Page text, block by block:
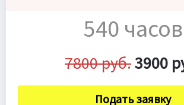
540 часов
7800 руб.3900
Подать заявку